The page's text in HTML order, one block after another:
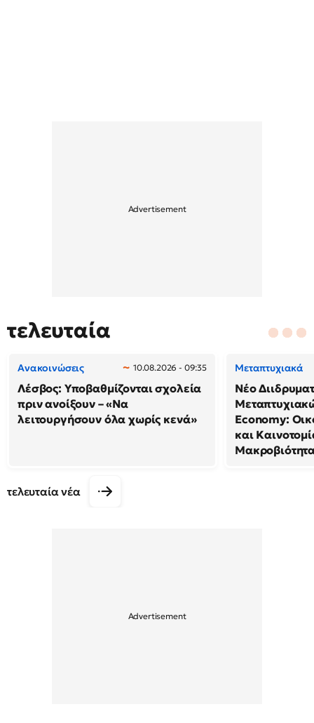
τελευταία
Ανακοινώσεις 10.08.2026 - 09:35
Λέσβος: Υποβαθμίζονται σχολεία
πριν ανοίξουν – «Να
λειτουργήσουν όλα χωρίς κενά»
Μεταπτυχιακά
Νέο
Economy:
και
τελευταία νέα